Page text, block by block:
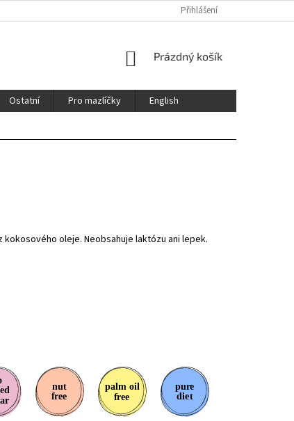
CERTIFIKÁTY / CERTFICATESPřihlášení
NÁKUPNÍ
Prázdný košík
Ostatní Pro mazlíčky
English
oleje. Neobsahuje laktózu ani lepek.